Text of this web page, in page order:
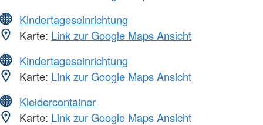
Kindertageseinrichtung
Karte: Link zur Google Maps Ansicht
Kindertageseinrichtung
Karte: Link zur Google Maps Ansicht
Kleidercontainer
Karte: Link zur Google Maps Ansicht